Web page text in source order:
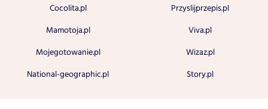
Cocolita.pl
Mamotoja.pl
Mojegotowanie.pl
National-geographic.pl
Przyslijprzepis.pl
Viva.pl
Wizaz.pl
Story.pl